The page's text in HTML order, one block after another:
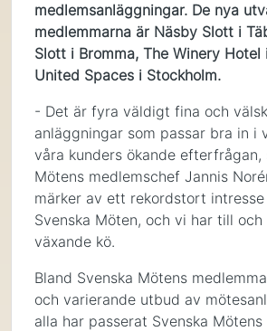
medlemsanläggningar. De nya
medlemmarna är Näsby Slott i
Slott i Bromma, The Winery Hotel
United Spaces i Stockholm.
- Det är fyra väldigt fina och
anläggningar som passar bra in i
våra kunders ökande efterfrågan,
Mötens medlemschef Jannis
märker av ett rekordstort
Svenska Möten, och vi har till och
växande kö.
Bland Svenska Mötens
och varierande utbud av
alla har passerat Svenska